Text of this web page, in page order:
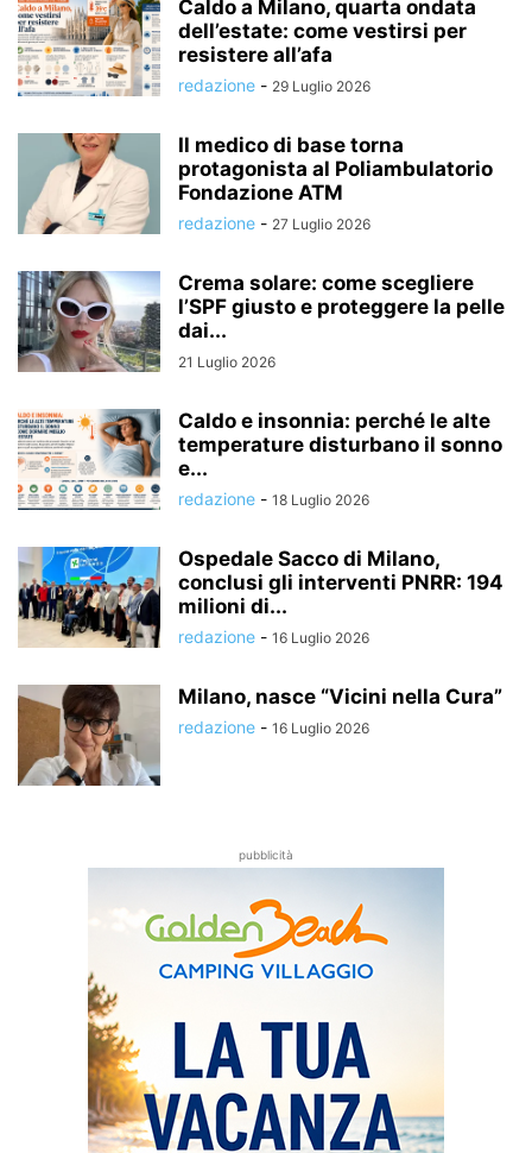
Caldo a Milano, quarta ondata
dell’estate: come vestirsi per
resistere all’afa
redazione - 29 Luglio 2026
Il medico di base torna
protagonista al Poliambulatorio
Fondazione ATM
redazione - 27 Luglio 2026
Crema solare: come scegliere
l’SPF giusto e proteggere la pelle
dai...
21 Luglio 2026
Caldo e insonnia: perché le alte
temperature disturbano il sonno
e...
redazione - 18 Luglio 2026
Ospedale Sacco di Milano,
conclusi gli interventi PNRR: 194
milioni di...
redazione - 16 Luglio 2026
Milano, nasce “Vicini nella Cura”
redazione - 16 Luglio 2026
pubblicità